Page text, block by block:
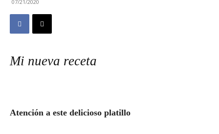
07/21/2020
Mi nueva receta
Atención a este delicioso platillo